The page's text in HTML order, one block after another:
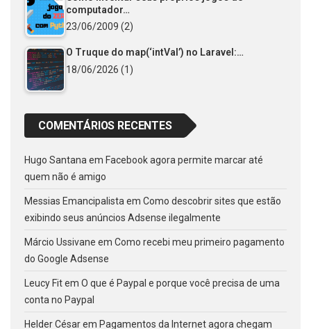
computador…
23/06/2009 (2)
O Truque do map(‘intVal’) no Laravel:…
18/06/2026 (1)
COMENTÁRIOS RECENTES
Hugo Santana em Facebook agora permite marcar até
quem não é amigo
Messias Emancipalista em Como descobrir sites que estão
exibindo seus anúncios Adsense ilegalmente
Márcio Ussivane em Como recebi meu primeiro pagamento
do Google Adsense
Leucy Fitem O que é Paypal e porque você precisa de uma
conta no Paypal
Helder Césarem Pagamentos da Internet agora chegam